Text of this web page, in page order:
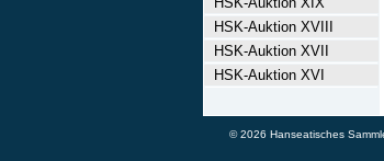
HSK-Auktion XVIII
HSK-Auktion XVII
HSK-Auktion XVI
© 2026 Hanseatisches